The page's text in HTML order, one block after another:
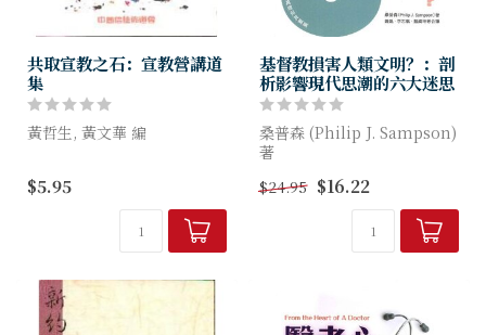
共取宣教之石：宣教營講道
集
黃哲生, 黃文華 編
牧研習會及宣教營之講台信息
整理而成。透過神所重用的僕
人，分別從教牧、教會、異象
等不同角度來看宣教，其中
$5.95
基督教損害人類文明？：剖
析影響現代思潮的六大迷思
桑普森 (Philip J. Sampson)
著
迷思是不斷複述被植入既定價
值觀的故事，是以立足論證澄
清事實探明真理何其重要。本
書重點不在「聽聞」，而在...
$24.95 $16.22